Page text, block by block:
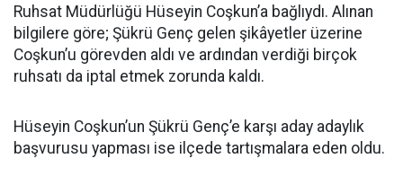
Ruhsat Müdürlüğü Hüseyin Coşkun’a bağlıydı. Alınan
bilgilere göre; Şükrü Genç gelen şikâyetler üzerine
Coşkun’u görevden aldı ve ardından verdiği birçok
ruhsatı da iptal etmek zorunda kaldı.
Hüseyin Coşkun’un Şükrü Genç’e karşı aday adaylık
başvurusu yapması ise ilçede tartışmalara eden oldu.